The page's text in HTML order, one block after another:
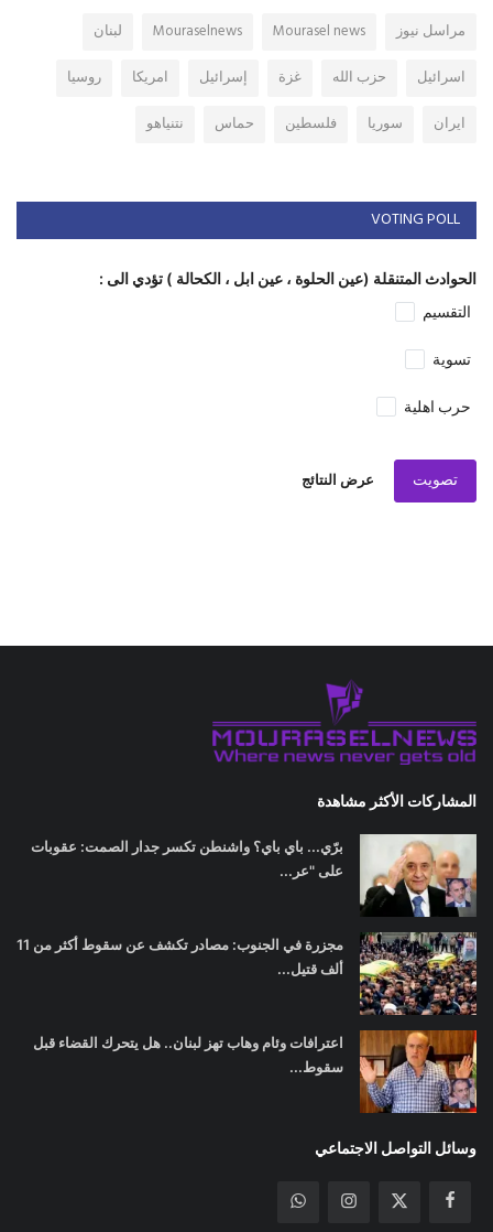
مراسل نيوز Mourasel news
Mouraselnews
لبنان
اسرائيل
حزب الله غزة إسرائيل امريكا
روسيا
ايران
سوريا فلسطين حماس نتنياهو
VOTING POLL
الحوادث المتنقلة (عين الحلوة ، عين ابل ، الكحالة ) تؤدي الى :
التقسيم
تسوية
حرب اهلية
تصويت عرض النتائج
المشاركات الأكثر مشاهدة
برّي... باي باي؟ واشنطن تكسر جدار الصمت: عقوبات
على "عر...
مجزرة في الجنوب: مصادر تكشف عن سقوط أكثر من 11
ألف قتيل...
اعترافات وئام وهاب تهز لبنان.. هل يتحرك القضاء قبل
سقوط...
وسائل التواصل الاجتماعي